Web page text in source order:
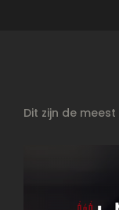
Dit zijn de